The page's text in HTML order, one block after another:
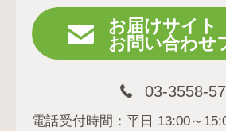
お届けサイト
お問い合わせ
03-3558-
電話受付時間：平日 13:00～